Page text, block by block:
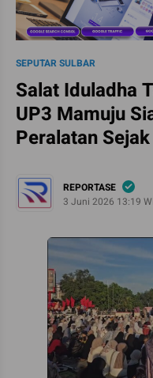
SEPUTAR SULBAR
Salat Iduladha
UP3 Mamuju
Peralatan
REPORTASE
3 Juni 2026 13:19